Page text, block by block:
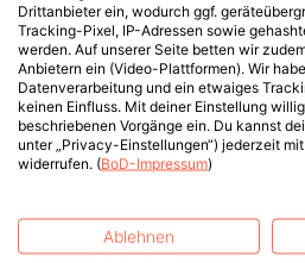
Drittanbieter ein, wodurch ggf.
Tracking-Pixel, IP-Adressen sowie
werden. Auf unserer Seite betten wir
Anbietern ein (Video-Plattformen). Wir
Datenverarbeitung und ein etwaiges
keinen Einfluss. Mit deiner Einstellung
beschriebenen Vorgänge ein. Du kannst
unter „Privacy-Einstellungen“) jederzeit
widerrufen. (BoD-Impressum)
Ablehnen